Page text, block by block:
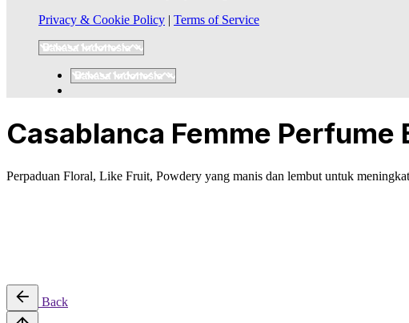
Privacy & Cookie Policy | Terms of Service
Casablanca Femme
Perpaduan Floral, Like Fruit, Powdery yang manis dan lembut untuk
Back